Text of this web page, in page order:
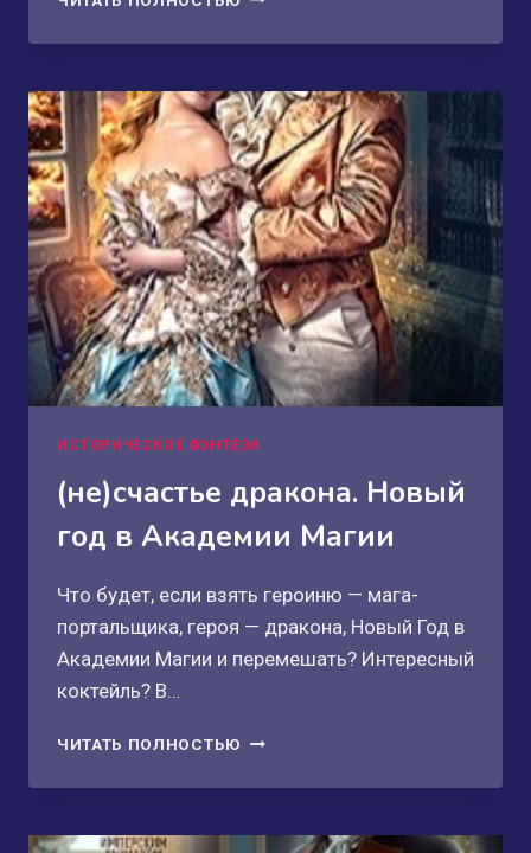
БОГИНИ
ТОМ
2
ИСТОРИЧЕСКОЕ ФЭНТЕЗИ
(не)счастье дракона. Новый
год в Академии Магии
Что будет, если взять героиню — мага-
портальщика, героя — дракона, Новый Год в
Академии Магии и перемешать? Интересный
коктейль? В…
ЧИТАТЬ ПОЛНОСТЬЮ (НЕ)СЧАСТЬЕ
НОВЫЙ
В